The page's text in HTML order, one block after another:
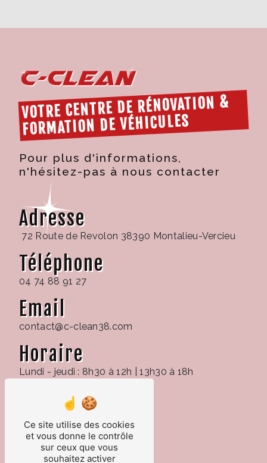
VOTRE CENTRE DE RÉNOVATION &
FORMATION DE VÉHICULES
Pour plus d'informations,
n'hésitez-pas à nous contacter
Adresse
72 Route de Revolon 38390 Montalieu-Vercieu
Téléphone
04 74 88 91 27
Email
contact@c-clean38.com
Horaire
Lundi - jeudi : 8h30 à 12h | 13h30 à 18h
Vendredi 17h
Ce site utilise des cookies
et vous donne le contrôle
sur ceux que vous
souhaitez activer